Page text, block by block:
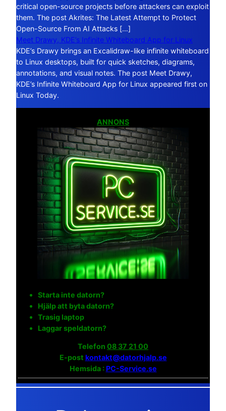
critical open-source projects before attackers can exploit
them. The post Akrites: The Latest Attempt to Protect
Open-Source From AI Attacks […]
Meet Drawy, KDE’s Infinite Whiteboard App for Linux
KDE’s Drawy brings an Excalidraw-like infinite whiteboard
to Linux desktops, built for quick sketches, diagrams,
annotations, and visual notes. The post Meet Drawy,
KDE’s Infinite Whiteboard App for Linux appeared first on
Linux Today.
ANNONS
Starta inte datorn?
Hjälp att byta datorn?
Trasig laptop
Laggar speldatorn?
Telefon 08 37 21 00
E-post kontakt@datorhjalp.se
Hemsida :PC-Service.se